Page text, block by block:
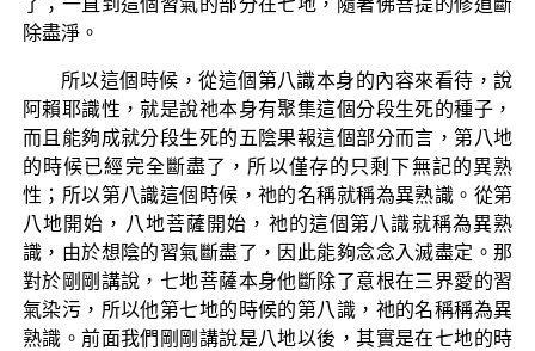
除盡淨。
所以這個時候，從這個第八識本身的內容來看待，說
阿賴耶識性，就是說祂本身有聚集這個分段生死的種子，
而且能夠成就分段生死的五陰果報這個部分而言，第八地
的時候已經完全斷盡了，所以僅存的只剩下無記的異熟
性；所以第八識這個時候，祂的名稱就稱為異熟識。從第
八地開始，八地菩薩開始，祂的這個第八識就稱為異熟
識，由於想陰的習氣斷盡了，因此能夠念念入滅盡定。那
對於剛剛講說，七地菩薩本身他斷除了意根在三界愛的習
氣染污，所以他第七地的時候的第八識，祂的名稱稱為異
熟識。前面我們剛剛講說是八地以後，其實是在七地的時